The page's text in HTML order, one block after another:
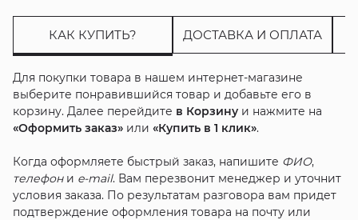
КАК КУПИТЬ? ДОСТАВКА И ОПЛАТА
Для покупки товара в нашем интернет-магазине
выберите понравившийся товар и добавьте его в
корзину. Далее перейдите в Корзинуи нажмите на
«Оформить заказ»или «Купить в 1 клик».
Когда оформляете быстрый заказ, напишите ФИО,
телефони e-mail. Вам перезвонит менеджер и уточнит
условия заказа. По результатам разговора вам придет
подтверждение оформления товара на почту или